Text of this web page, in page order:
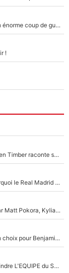
Victime de racisme contre Murray, Kyrgios pousse un énorme coup de gueule !
!
En plein cauchemar après son transfert à l'OM, Quinten Timber raconte ses doutes après sa signature à Marseille
Yan Diomandé était trop cher pour le PSG : Voilà pourquoi le Real Madrid a accepté de payer la somme record de 140M€ pour boucler son transfert !
De l'équipe de France à The Voice Kids : Contacté par Matt Pokora, Kylian Mbappé a accepté de jouer un rôle inédit sur TF1 !
La Liga sur beIN Sports c’est terminé, DAZN a fait son choix pour Benjamin Da Silva et Omar Da Fonseca !
Raymond Domenech a posé ses conditions pour rejoindre L'EQUIPE du Soir : Il refuse de faire l'émission avec un autre chroniqueur !